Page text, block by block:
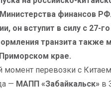
финансов
он вступит в силу с 27-
транзита также
крае.
момент перевозки с
— МАПП «Забайкальск» в